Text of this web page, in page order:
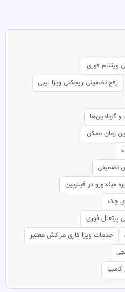
ویتنام فوری
رفع تضمینی ریجکتی ویزا لیبی
گرنادین‌ها
زمان ممکن
تضمینی
میندورو در فیلیپین
چک
پرتغال فوری
خدمات ویزا کاری مراکش معتبر